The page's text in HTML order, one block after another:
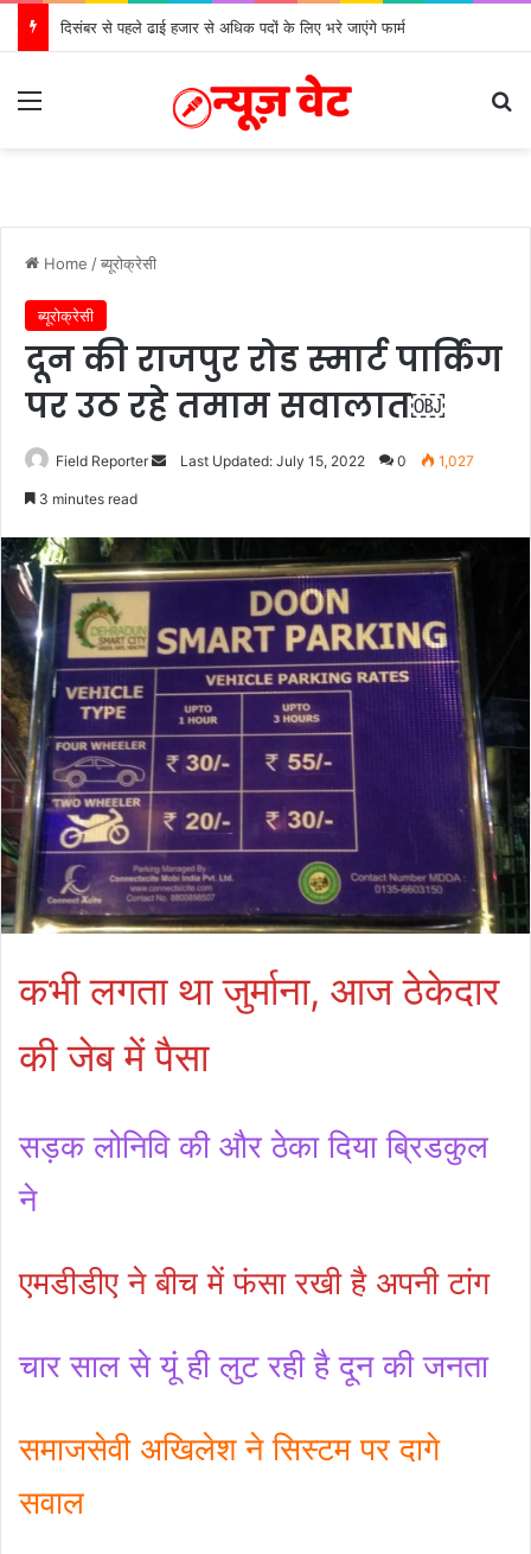
दिसंबर से पहले ढाई हजार से अधिक पदों के लिए भरे जाएंगे फार्म
Menu
Home /ब्यूरोक्रेसी
ब्यूरोक्रेसी
दून की राजपुर रोड स्मार्ट पार्किंग
पर उठ रहे तमाम सवालात￼
Field Reporter
SendLast Updated: July 15, 2022 0 1,027
3 minutes read
कभी लगता था जुर्माना, आज ठेकेदार
की जेब में पैसा
सड़क लोनिवि की और ठेका दिया ब्रिडकुल
ने
एमडीडीए ने बीच में फंसा रखी है अपनी टांग
चार साल से यूं ही लुट रही है दून की जनता
समाजसेवी अखिलेश ने सिस्टम पर दागे
सवाल